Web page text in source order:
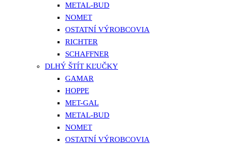
METAL-BUD
NOMET
OSTATNÍ VÝROBCOVIA
RICHTER
SCHAFFNER
DLHÝ ŠTÍT KĽUČKY
GAMAR
HOPPE
MET-GAL
METAL-BUD
NOMET
OSTATNÍ VÝROBCOVIA